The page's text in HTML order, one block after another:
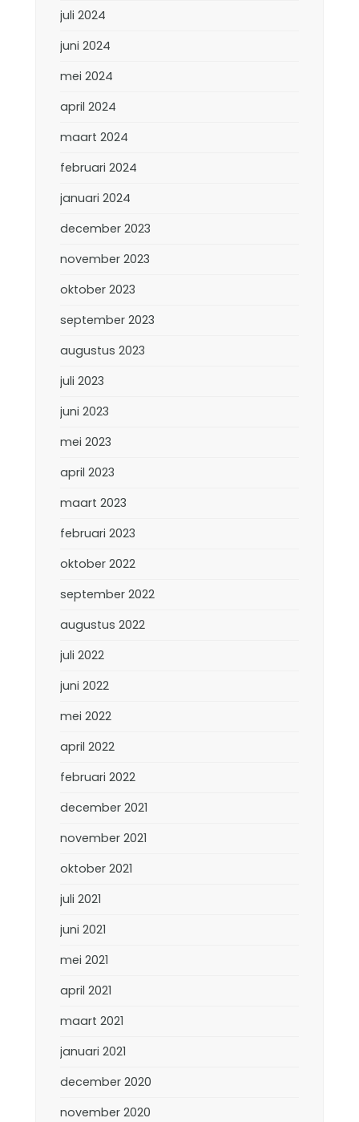
juli 2024
juni 2024
mei 2024
april 2024
maart 2024
februari 2024
januari 2024
december 2023
november 2023
oktober 2023
september 2023
augustus 2023
juli 2023
juni 2023
mei 2023
april 2023
maart 2023
februari 2023
oktober 2022
september 2022
augustus 2022
juli 2022
juni 2022
mei 2022
april 2022
februari 2022
december 2021
november 2021
oktober 2021
juli 2021
juni 2021
mei 2021
april 2021
maart 2021
januari 2021
december 2020
november 2020